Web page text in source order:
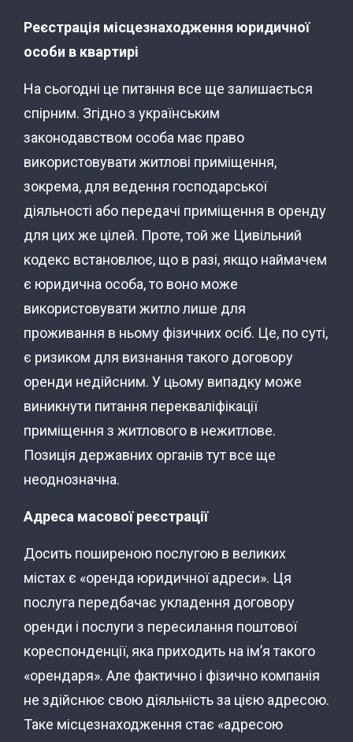
Реєстрація місцезнаходження юридичної
особи в квартирі
На сьогодні це питання все ще залишається
спірним. Згідно з українським
законодавством особа має право
використовувати житлові приміщення,
зокрема, для ведення господарської
діяльності або передачі приміщення в оренду
для цих же цілей. Проте, той же Цивільний
кодекс встановлює, що в разі, якщо наймачем
є юридична особа, то воно може
використовувати житло лише для
проживання в ньому фізичних осіб. Це, по суті,
є ризиком для визнання такого договору
оренди недійсним. У цьому випадку може
виникнути питання перекваліфікації
приміщення з житлового в нежитлове.
Позиція державних органів тут все ще
неоднозначна.
Адреса масової реєстрації
Досить поширеною послугою в великих
містах є «оренда юридичної адреси». Ця
послуга передбачає укладення договору
оренди і послуги з пересилання поштової
кореспонденції, яка приходить на ім’я такого
«орендаря». Але фактично і фізично компанія
не здійснює свою діяльність за цією адресою.
Таке місцезнаходження стає «адресою